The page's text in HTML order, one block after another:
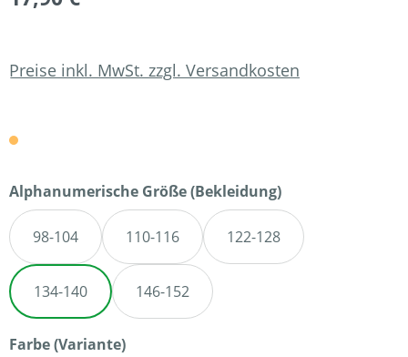
Preise inkl. MwSt. zzgl. Versandkosten
Alphanumerische Größe (Bekleidung)auswählen
98-104 110-116 122-128
134-140 146-152
Farbe (Variante)auswählen